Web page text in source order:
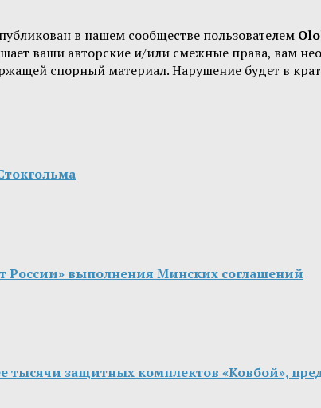
в нашем сообществе пользователем
ваши авторские и/или смежные права, вам
спорный материал. Нарушение будет в
России» выполнения Минских соглашений
тысячи защитных комплектов «Ковбой»,